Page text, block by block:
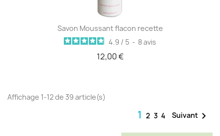
Savon Moussant flacon recette
4.9 / 5 - 8avis
12,00 €
Affichage 1-12 de 39 article(s)
1 2 3 4 Suivant 